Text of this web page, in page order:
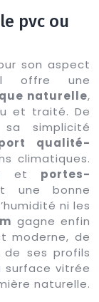
pvc ou
son aspect
Il offre une
naturelle,
et traité. De
simplicité
qualité-
climatiques.
et portes-
une bonne
ni les
gagne enfin
moderne, de
ses profils
surface vitrée
naturelle.